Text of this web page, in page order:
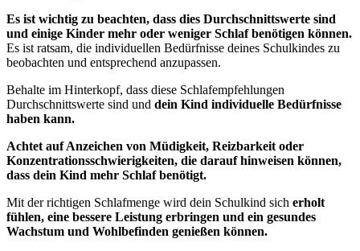
Es ist wichtig zu beachten, dass dies Durchschnittswerte sind
und einige Kinder mehr oder weniger Schlaf benötigen können.
Es ist ratsam, die individuellen Bedürfnisse deines Schulkindes zu
beobachten und entsprechend anzupassen.
Behalte im Hinterkopf, dass diese Schlafempfehlungen
Durchschnittswerte sind und dein Kind individuelle Bedürfnisse
haben kann.
Achtet auf Anzeichen von Müdigkeit, Reizbarkeit oder
Konzentrationsschwierigkeiten, die darauf hinweisen können,
dass dein Kind mehr Schlaf benötigt.
Mit der richtigen Schlafmenge wird dein Schulkind sich erholt
fühlen, eine bessere Leistung erbringen und ein gesundes
Wachstum und Wohlbefinden genießen können.